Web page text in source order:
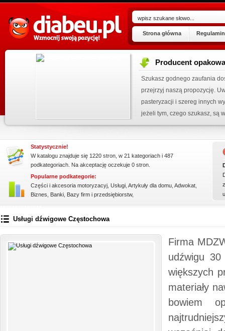
Strona główna
Producent
Szukasz godnego zaufania
przejrzyj naszą propozycję.
pasteryzacji i szereg innych
jeżeli tym, czego szukasz, są
Statystycznie!
W katalogu znajduje się 1220 stron, w 21 kategoriach i 487
podkategoriach. Na akceptację oczekuje 0 stron.
Popularne podkategorie:
Części i akcesoria motoryzacyj Usługi Artykuły dla domu Adwokat
Biznes
Banki Bazy firm i przedsiębiorstw,
Usługi dźwigowe Częstochowa
Firma
udźwigu
większych
materiały
bowiem